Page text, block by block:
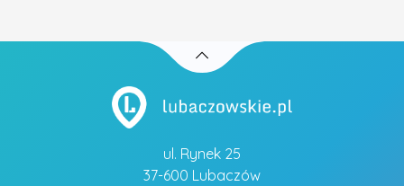
ul. Rynek 25
37-600 Lubaczów